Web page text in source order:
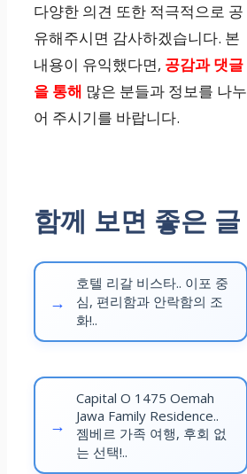
다양한 의견 또한 적극적으로 공
유해주시면 감사하겠습니다. 본
내용이 유익했다면, 공감과 댓글
을 통해 많은 분들과 정보를 나누
어 주시기를 바랍니다.
함께 보면 좋은 글
호텔 리갈 비스타.. 이포 중
심, 편리함과 안락함의 조
화!..
Capital O 1475 Oemah
Jawa Family Residence..
젬베르 가족 여행, 후회 없
는 선택!..